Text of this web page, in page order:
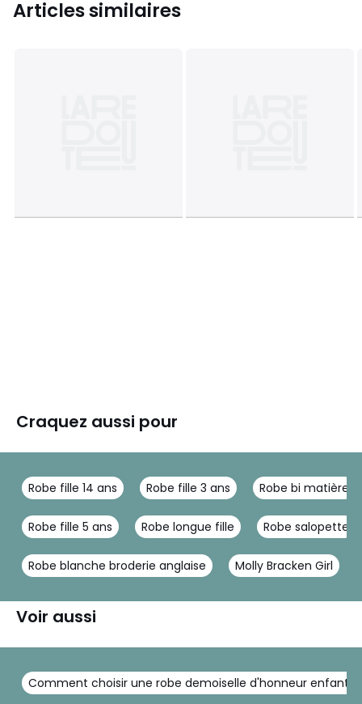
Articles similaires
Craquez aussi pour
Robe fille 14 ans Robe fille 3 ans Robe bi matière
Robe fille 5 ans Robe longue fille Robe salopette
Robe blanche broderie anglaise Molly Bracken Girl
Voir aussi
Comment choisir une robe demoiselle d'honneur enfant ?